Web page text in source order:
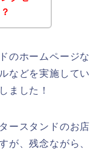
のホームページな
などを実施してい
ました！
ースタンドのお店
が、残念ながら、